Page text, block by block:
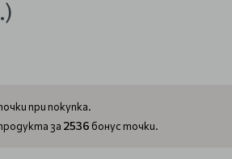
при покупка.
за 2536 бонус точки.